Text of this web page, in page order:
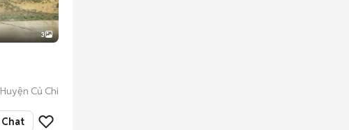
3
Huyện Củ Chi
Chat